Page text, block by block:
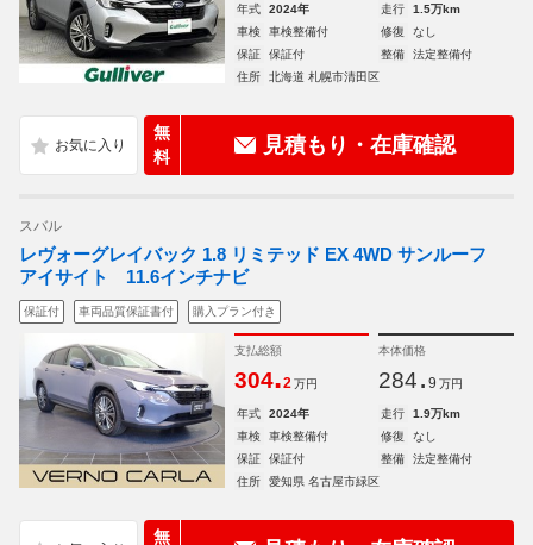
年式 2024年 走行
1.5万km
車検
車検整備付 修復
なし
保証
保証付 整備
法定整備付
住所
北海道 札幌市清田区
無
料
見積もり・在庫確認
スバル
レヴォーグレイバック 1.8 リミテッド EX 4WD サンルーフ
アイサイト 11.6インチナビ
保証付 車両品質保証書付 購入プラン付き
支払総額
304.2 万円
本体価格
284. 9 万円
年式 2024年 走行
1.9万km
車検
車検整備付 修復
なし
保証
保証付 整備
法定整備付
住所
愛知県 名古屋市緑区
無